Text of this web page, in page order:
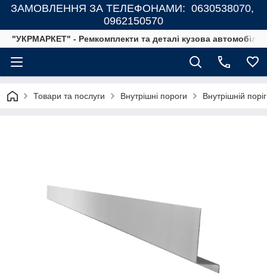
ЗАМОВЛЕННЯ ЗА ТЕЛЕФОНАМИ: 0630538070,
0962150570
"УКРМАРКЕТ" - Ремкомплекти та деталі кузова автомобілів
Товари та послуги Внутрішні пороги Внутрішній